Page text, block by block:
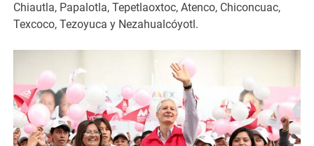
Chiautla, Papalotla, Tepetlaoxtoc, Atenco, Chiconcuac,
Texcoco, Tezoyuca y Nezahualcóyotl.